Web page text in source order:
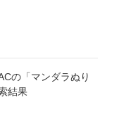
の「マンダラぬり
結果